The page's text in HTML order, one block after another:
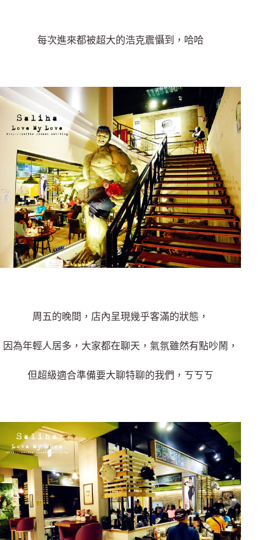
每次進來都被超大的浩克震懾到，哈哈
周五的晚間，店內呈現幾乎客滿的狀態，
因為年輕人居多，大家都在聊天，氣氛雖然有點吵鬧，
但超級適合準備要大聊特聊的我們，ㄎㄎㄎ